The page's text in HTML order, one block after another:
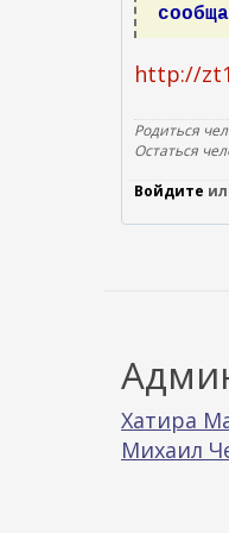
http://
Родиться
Остаться
Войдите
Хатира
Михаил